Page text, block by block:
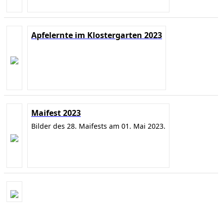
Apfelernte im Klostergarten 2023
Maifest 2023
Bilder des 28. Maifests am 01. Mai 2023.